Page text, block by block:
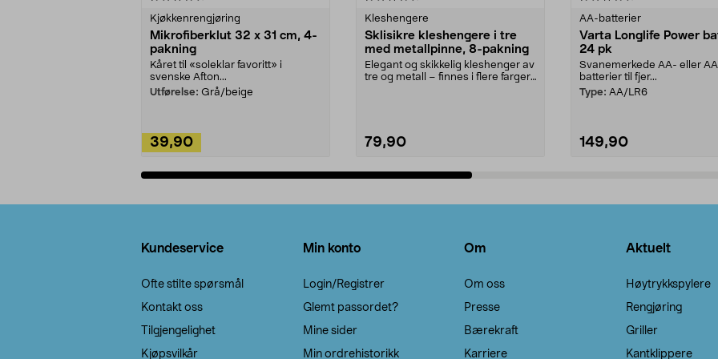
Kjøkkenrengjøring
Mikrofiberklut 32 x 31 cm, 4-
pakning
Kåret til «soleklar favoritt» i
svenske Afton...
Utførelse: Grå/beige
39,90
Kleshengere
Sklisikre kleshengere i tre
med metallpinne, 8-pakning
Elegant og skikkelig kleshenger av
tre og metall – finnes i flere farger.
79,90
AA-batterier
Varta Longlife Power
24 pk
Svanemerkede AA- eller
batterier til fjer...
Type: AA/LR6
149,90
Kundeservice
Ofte stilte spørsmål
Kontakt oss
Tilgjengelighet
Kjøpsvilkår
Min konto
Login/Registrer
Glemt passordet?
Mine sider
Min ordrehistorikk
Om
Om oss
Presse
Bærekraft
Karriere
Aktuelt
Høytrykkspylere
Rengjøring
Griller
Kantklippere